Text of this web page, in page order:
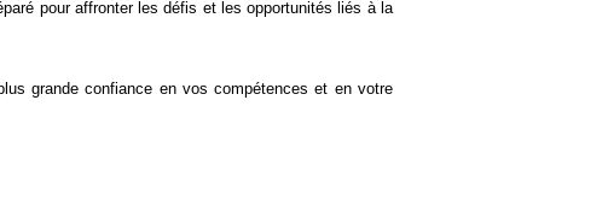
pour affronter les défis et les opportunités liés à la
grande confiance en vos compétences et en votre